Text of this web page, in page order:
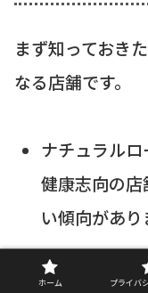
まず知っておき
なる店舗です。
ナチュラル
健康志向の
い傾向があり
ローソンス
り、コラボ
ホーム プライバ